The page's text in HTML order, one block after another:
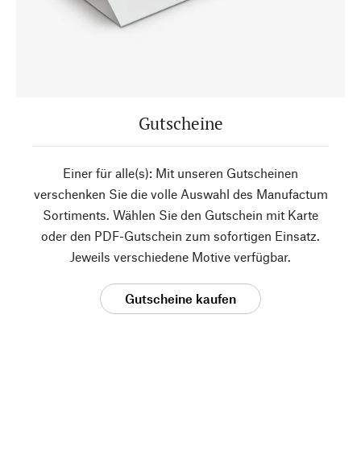
Gutscheine
Einer für alle(s): Mit unseren Gutscheinen
verschenken Sie die volle Auswahl des Manufactum
Sortiments. Wählen Sie den Gutschein mit Karte
oder den PDF-Gutschein zum sofortigen Einsatz.
Jeweils verschiedene Motive verfügbar.
Gutscheine kaufen